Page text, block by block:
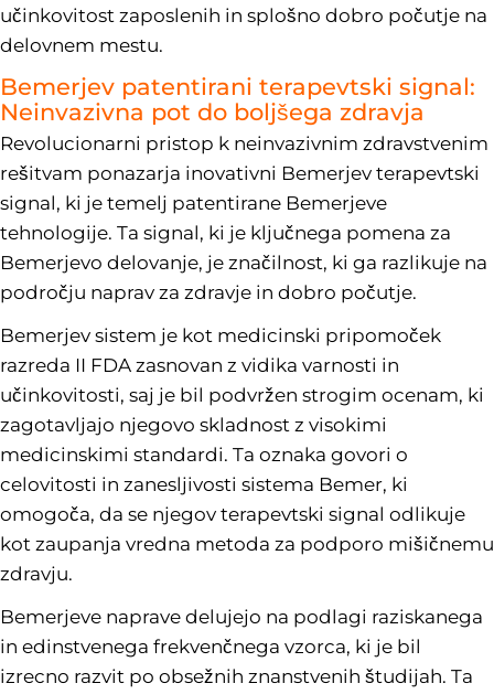
učinkovitost zaposlenih in splošno dobro počutje na
delovnem mestu.
Bemerjev patentirani terapevtski signal:
Neinvazivna pot do boljšega zdravja
Revolucionarni pristop k neinvazivnim zdravstvenim
rešitvam ponazarja inovativni Bemerjev terapevtski
signal, ki je temelj patentirane Bemerjeve
tehnologije. Ta signal, ki je ključnega pomena za
Bemerjevo delovanje, je značilnost, ki ga razlikuje na
področju naprav za zdravje in dobro počutje.
Bemerjev sistem je kot medicinski pripomoček
razreda II FDA zasnovan z vidika varnosti in
učinkovitosti, saj je bil podvržen strogim ocenam, ki
zagotavljajo njegovo skladnost z visokimi
medicinskimi standardi. Ta oznaka govori o
celovitosti in zanesljivosti sistema Bemer, ki
omogoča, da se njegov terapevtski signal odlikuje
kot zaupanja vredna metoda za podporo mišičnemu
zdravju.
Bemerjeve naprave delujejo na podlagi raziskanega
in edinstvenega frekvenčnega vzorca, ki je bil
izrecno razvit po obsežnih znanstvenih študijah. Ta